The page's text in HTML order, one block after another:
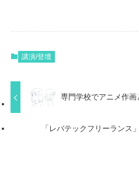
講演/登壇
専門学校でアニメ作
「レバテックフリーランス